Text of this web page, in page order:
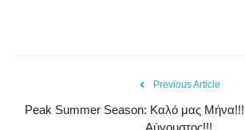
Previous Article
Peak Summer Season: Kαλό μας Μήνα!!!
Αύγουστος!!!